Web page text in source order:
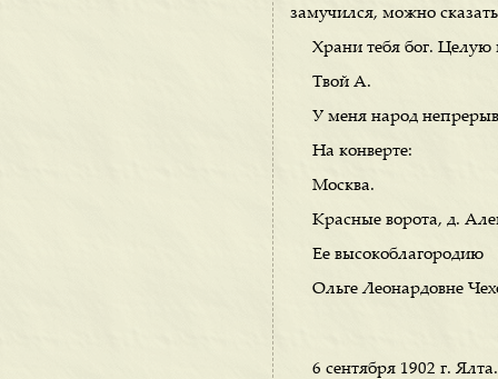
замучился, можно
Храни тебя бог.
Твой А.
У меня народ
На конверте:
Москва.
Красные ворота, д.
Ее высокоблагородию
Ольге Леонардовне
6 сентября 1902 г. Ялта.